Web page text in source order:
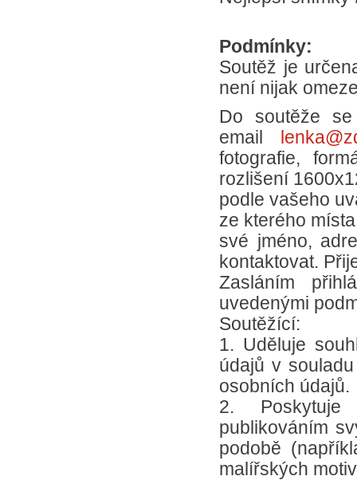
Podmínky:
Soutěž je
není nijak
Do soutěže
email
fotografie,
rozlišení
podle vašeho
ze kterého
své jméno,
kontaktovat.
Zasláním
uvedenými
Soutěžící:
1. Uděluje
údajů v
osobních údajů.
2. Poskytuje
publikováním
podobě
malířských